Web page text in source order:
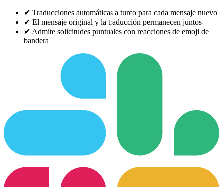
✔ Traducciones automáticas a turco para cada mensaje nuevo
✔ El mensaje original y la traducción permanecen juntos
✔ Admite solicitudes puntuales con reacciones de emoji de
bandera